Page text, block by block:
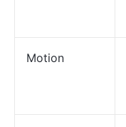
Motion